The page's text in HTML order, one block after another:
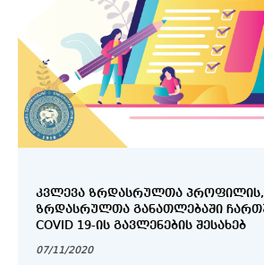
ᲙᲕᲚᲔᲕᲐ ᲖᲠᲓᲐᲡᲠᲣᲚᲗᲐ ᲞᲠᲝᲤᲘᲚᲘᲡ,
ᲖᲠᲓᲐᲡᲠᲣᲚᲗᲐ ᲒᲐᲜᲐᲗᲚᲔᲑᲐᲨᲘ
COVID 19-ᲘᲡ ᲒᲐᲕᲚᲔᲜᲔᲑᲘᲡ ᲨᲔᲡᲐᲮᲔᲑ
07/11/2020